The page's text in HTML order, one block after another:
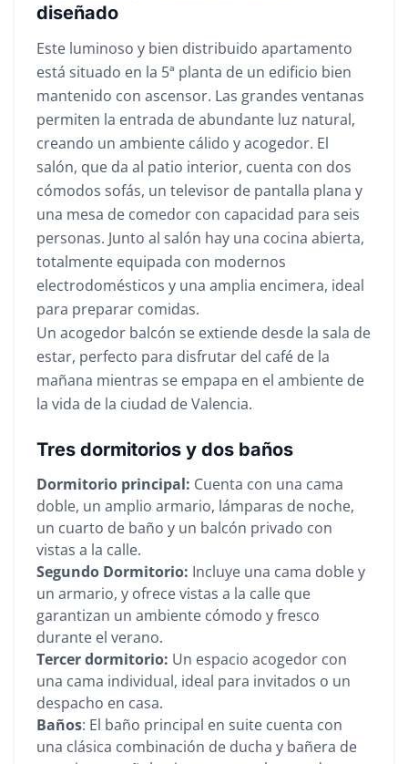
diseñado
Este luminoso y bien distribuido apartamento
está situado en la 5ª planta de un edificio bien
mantenido con ascensor. Las grandes ventanas
permiten la entrada de abundante luz natural,
creando un ambiente cálido y acogedor. El
salón, que da al patio interior, cuenta con dos
cómodos sofás, un televisor de pantalla plana y
una mesa de comedor con capacidad para seis
personas. Junto al salón hay una cocina abierta,
totalmente equipada con modernos
electrodomésticos y una amplia encimera, ideal
para preparar comidas.
Un acogedor balcón se extiende desde la sala de
estar, perfecto para disfrutar del café de la
mañana mientras se empapa en el ambiente de
la vida de la ciudad de Valencia.
Tres dormitorios y dos baños
Dormitorio principal: Cuenta con una cama
doble, un amplio armario, lámparas de noche,
un cuarto de baño y un balcón privado con
vistas a la calle.
Segundo Dormitorio: Incluye una cama doble y
un armario, y ofrece vistas a la calle que
garantizan un ambiente cómodo y fresco
durante el verano.
Tercer dormitorio: Un espacio acogedor con
una cama individual, ideal para invitados o un
despacho en casa.
Baños: El baño principal en suite cuenta con
una clásica combinación de ducha y bañera de